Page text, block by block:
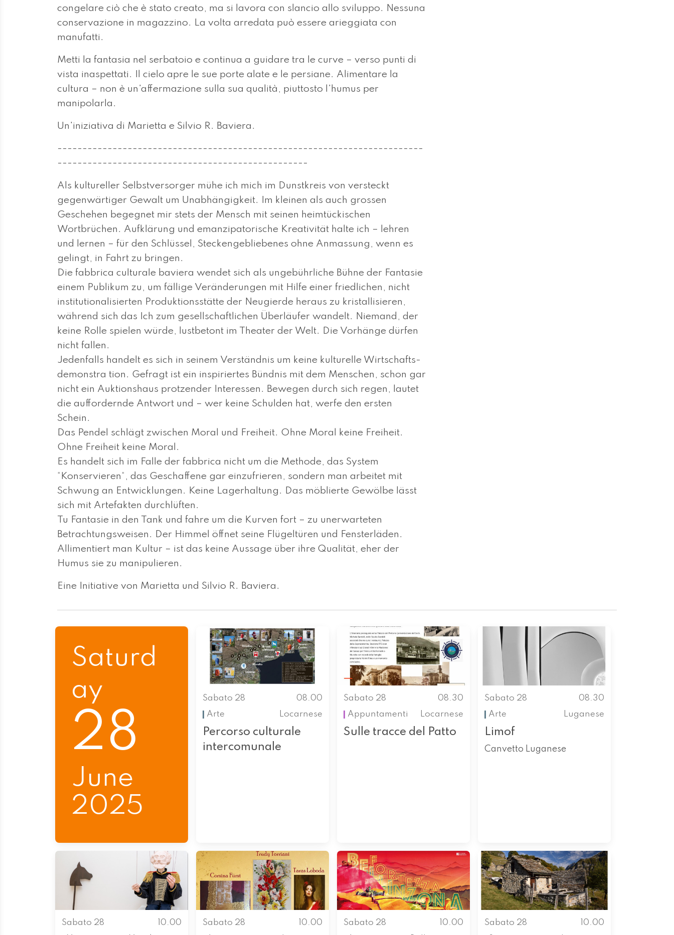
congelare ciò che è stato creato, ma si lavora con slancio allo sviluppo. Nessuna
conservazione in magazzino. La volta arredata può essere arieggiata con
manufatti.
Metti la fantasia nel serbatoio e continua a guidare tra le curve – verso punti di
vista inaspettati. Il cielo apre le sue porte alate e le persiane. Alimentare la
cultura – non è un'affermazione sulla sua qualità, piuttosto l'humus per
manipolarla.
Un'iniziativa di Marietta e Silvio R. Baviera.
-------------------------------------------------------------------------
--------------------------------------------------
Als kultureller Selbstversorger mühe ich mich im Dunstkreis von versteckt
gegenwärtiger Gewalt um Unab­hän­gigkeit. Im kleinen als auch grossen
Geschehen begegnet mir stets der Mensch mit seinen heimtückischen
Wortbrüchen. Auf­klä­rung und emanzipatorische Kreativität halte ich – lehren
und lernen – für den Schlüs­sel, Steckenge­blie­benes ohne An­mas­sung, wenn es
gelingt, in Fahrt zu brin­gen.
Die fabbrica culturale baviera wendet sich als ungebührliche Bühne der Fan­ta­sie
ein­em Publikum zu, um fällige Verän­de­run­gen mit Hilfe einer friedlichen, nicht
institutionalisierten Produk­tions­stätte der Neugierde heraus zu kristallisieren,
während sich das Ich zum gesellschaftlichen Überläufer wandelt. Niemand, der
kei­ne Rolle spielen wür­de, lustbetont im Theater der Welt. Die Vorhänge dürfen
nicht fallen.
Jedenfalls handelt es sich in seinem Verständnis um keine kulturelle Wirtschafts­
de­­mons­­tra­ tion. Gefragt ist ein inspiriertes Bündnis mit dem Menschen, schon gar
nicht ein Auktionshaus protzender Interessen. Bewegen durch sich regen, lautet
die auffordernde Antwort und – wer keine Schulden hat, werfe den ersten
Schein.
Das Pendel schlägt zwischen Moral und Freiheit. Ohne Moral keine Freiheit.
Ohne Freiheit keine Moral.
Es handelt sich im Falle der fabbrica nicht um die Methode, das System
“Konservieren“, das Geschaffene gar einzufrieren, sondern man arbeitet mit
Schwung an Entwicklungen. Keine Lagerhaltung. Das möblierte Gewölbe lässt
sich mit Arte­fakten durchlüften.
Tu Fantasie in den Tank und fahre um die Kurven fort – zu unerwarteten
Betrachtungsweisen. Der Himmel öffnet seine Flügeltüren und Fensterlä­den.
Allimentiert man Kultur – ist das keine Aussage über ihre Qualität, eher der
Humus sie zu manipulieren.
Eine Initiative von Marietta und Silvio R. Baviera.
Saturd
ay
28
June
2025
Sabato 28
08.00
Arte
Locarnese
Percorso culturale
intercomunale
Sabato 28
08.30
Appuntamenti
Locarnese
Sulle tracce del Patto
Sabato 28
08.30
Arte
Luganese
Limof
Canvetto Luganese
Sabato 28
10.00
Sabato 28
10.00
Sabato 28
10.00
Sabato 28
10.00